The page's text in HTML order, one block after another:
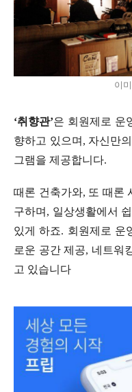
이
‘취향관’은 회원제로 운
향하고 있으며, 자신만
그램을 제공합니다.
때론 건축가와, 또 때론
구하며, 일상생활에서
있게 하죠. 회원제로 운
로운 공간 제공, 네트워
고 있습니다